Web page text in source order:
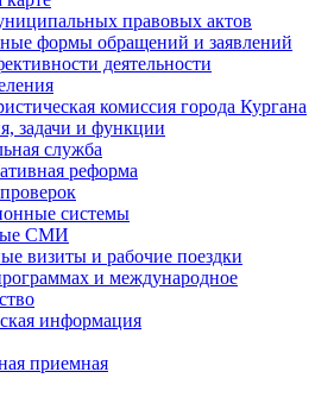
правовых актов
формы обращений и заявлений
деятельности
комиссия города Кургана
задачи и функции
служба
реформа
системы
СМИ
визиты и рабочие поездки
и международное
информация
приемная